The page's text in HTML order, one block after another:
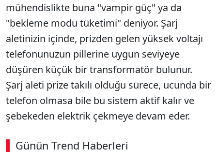
mühendislikte buna "vampir güç" ya da
"bekleme modu tüketimi" deniyor. Şarj
aletinizin içinde, prizden gelen yüksek voltajı
telefonunuzun pillerine uygun seviyeye
düşüren küçük bir transformatör bulunur.
Şarj aleti prize takılı olduğu sürece, ucunda bir
telefon olmasa bile bu sistem aktif kalır ve
şebekeden elektrik çekmeye devam eder.
Günün Trend Haberleri